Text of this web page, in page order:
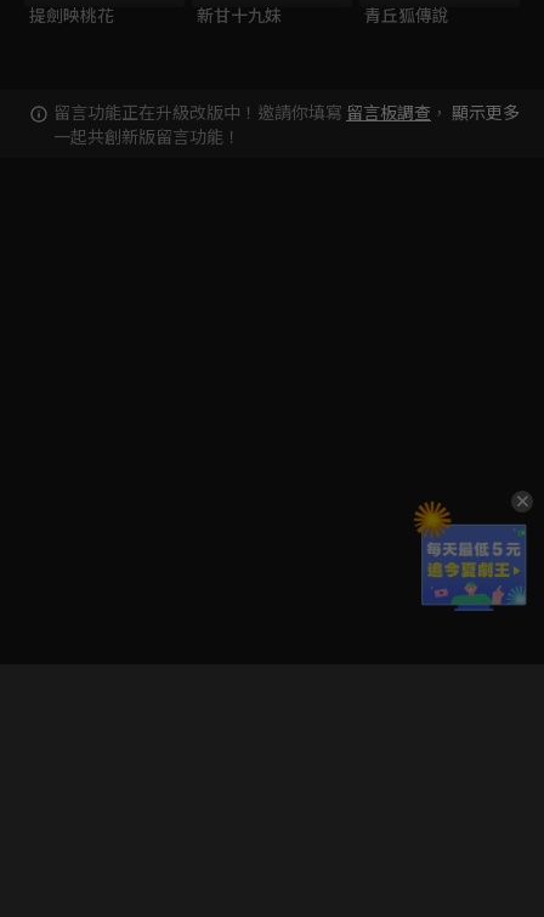
提劍映桃花 新甘十九妹 青丘狐傳說
留言功能正在升級改版中！邀請你填寫 留言板調查 ，
一起共創新版留言功能！
顯示更多